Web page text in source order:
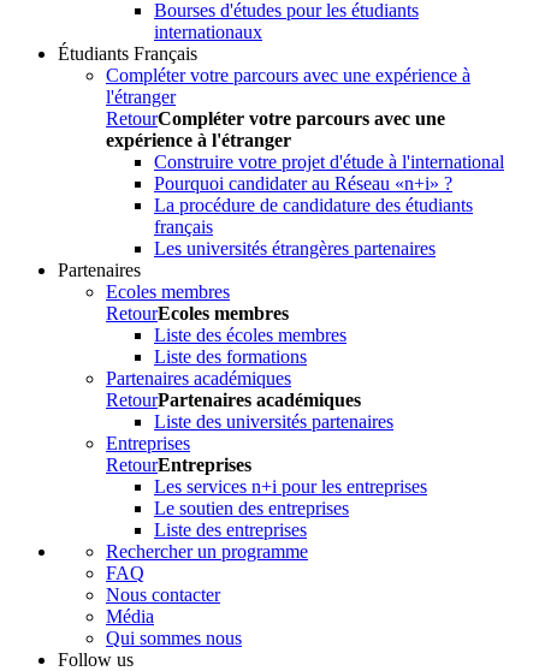
Bourses d'études pour les étudiants
internationaux
Étudiants Français
Compléter votre parcours avec une expérience à
l'étranger
RetourCompléter votre parcours avec une
expérience à l'étranger
Construire votre projet d'étude à l'international
Pourquoi candidater au Réseau «n+i» ?
La procédure de candidature des étudiants
français
Les universités étrangères partenaires
Partenaires
Ecoles membres
RetourEcoles membres
Liste des écoles membres
Liste des formations
Partenaires académiques
RetourPartenaires académiques
Liste des universités partenaires
Entreprises
RetourEntreprises
Les services n+i pour les entreprises
Le soutien des entreprises
Liste des entreprises
Rechercher un programme
FAQ
Nous contacter
Média
Qui sommes nous
Follow us